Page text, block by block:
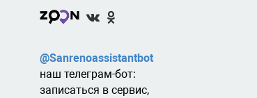
@Sanrenoassistantbot
наш телеграм-бот:
записаться в сервис,